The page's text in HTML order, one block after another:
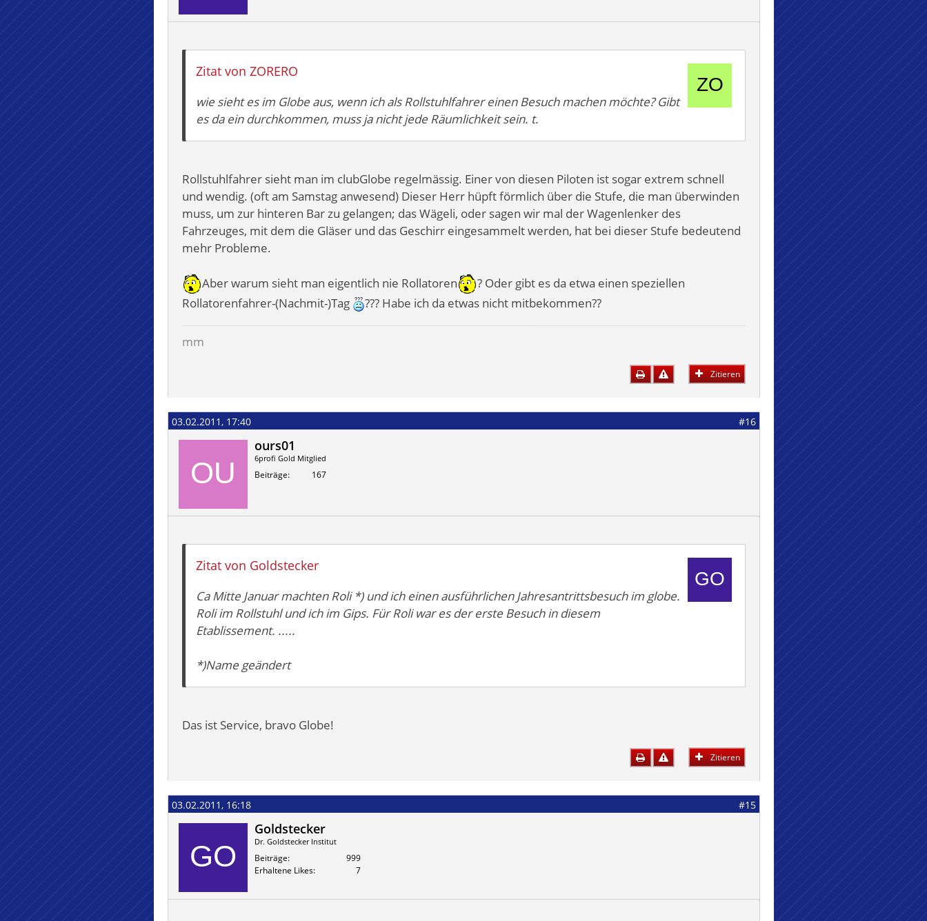
Zitat von ZORERO
wie sieht es im Globe aus, wenn ich als Rollstuhlfahrer einen Besuch machen möchte? Gibt
es da ein durchkommen, muss ja nicht jede Räumlichkeit sein. t.
Rollstuhlfahrer sieht man im clubGlobe regelmässig. Einer von diesen Piloten ist sogar extrem schnell
und wendig. (oft am Samstag anwesend) Dieser Herr hüpft förmlich über die Stufe, die man überwinden
muss, um zur hinteren Bar zu gelangen; das Wägeli, oder sagen wir mal der Wagenlenker des
Fahrzeuges, mit dem die Gläser und das Geschirr eingesammelt werden, hat bei dieser Stufe bedeutend
mehr Probleme.
Aber warum sieht man eigentlich nie Rollatoren
? Oder gibt es da etwa einen speziellen
Rollatorenfahrer-(Nachmit-)Tag
??? Habe ich da etwas nicht mitbekommen??
mm
Zitieren
03.02.2011, 17:40 #16
ours01
6profi Gold Mitglied
Beiträge 167
Zitat von Goldstecker
Ca Mitte Januar machten Roli *) und ich einen ausführlichen Jahresantrittsbesuch im globe.
Roli im Rollstuhl und ich im Gips. Für Roli war es der erste Besuch in diesem
Etablissement. .....
*)Name geändert
Das ist Service, bravo Globe!
Zitieren
03.02.2011, 16:18 #15
Goldstecker
Dr. Goldstecker Institut
Beiträge
999
Erhaltene Likes
7